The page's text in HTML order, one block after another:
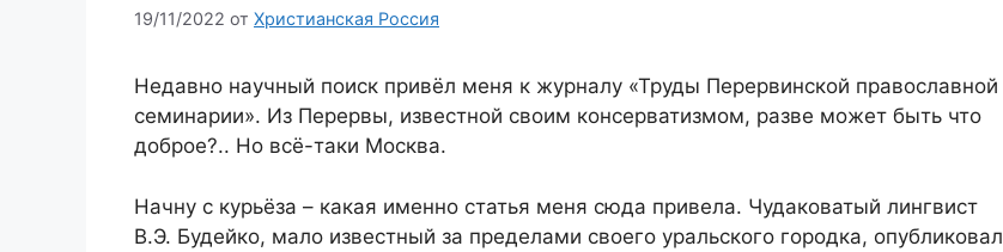
19/11/2022 от Христианская Россия
Недавно научный поиск привёл меня к журналу «Труды Перервинской православной
семинарии». Из Перервы, известной своим консерватизмом, разве может быть что
доброе?.. Но всё-таки Москва.
Начну с курьёза – какая именно статья меня сюда привела. Чудаковатый лингвист
В.Э. Будейко, мало известный за пределами своего уральского городка, опубликовал